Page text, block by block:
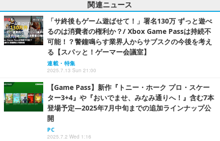
関連ニュース
「サ終後もゲーム遊ばせて！」署名130万 ずっと遊べ
るのは消費者の権利か？/ Xbox Game Passは持続不
可能！？警鐘鳴らす業界人からサブスクの今後を考え
る【スパッと！ゲーマー会議室】
連載・特集
2025.7.13 Sun 21:00
【Game Pass】新作『トニー・ホーク プロ・スケー
ター3+4』や『おいでませ、みなみ通りへ！』含む7本
登場予定―2025年7月中旬までの追加ラインナップ公
開
PC
2025.7.2 Wed 1:16